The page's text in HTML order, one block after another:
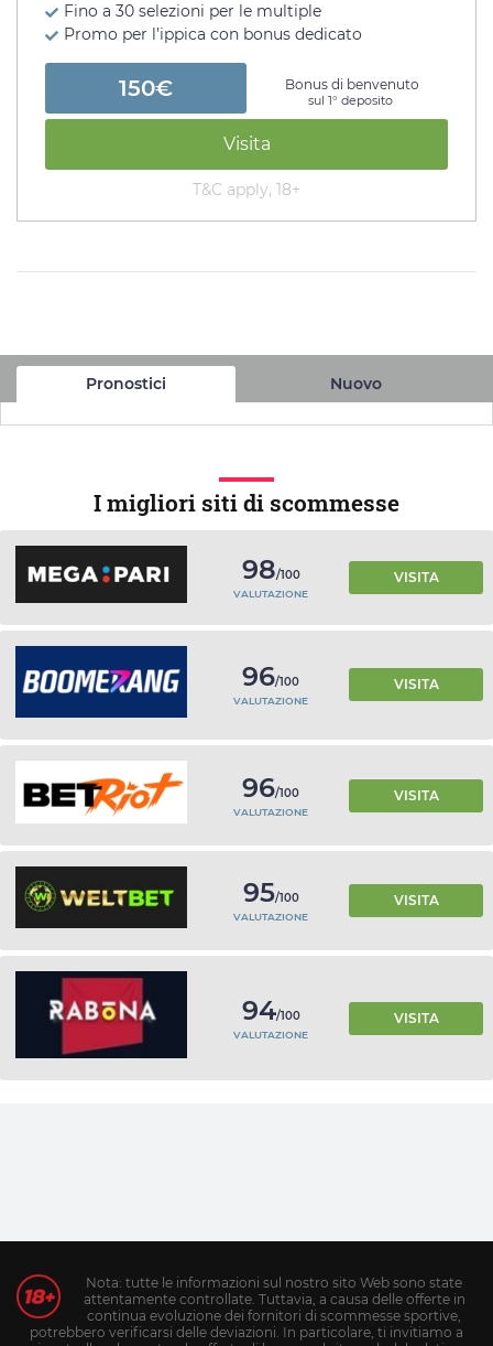
Fino a 30 selezioni per le multiple
Promo per l’ippica con bonus dedicato
150€ Bonus di benvenuto
sul 1° deposito
Visita
T&C apply, 18+
Pronostici Nuovo
I migliori siti di scommesse
98/100
VALUTAZIONE
VISITA
96/100
VALUTAZIONE
VISITA
96/100
VALUTAZIONE
VISITA
95/100
VALUTAZIONE
VISITA
94/100
VALUTAZIONE
VISITA
Nota: tutte le informazioni sul nostro sito Web sono state
attentamente controllate. Tuttavia, a causa delle offerte in
continua evoluzione dei fornitori di scommesse sportive,
potrebbero verificarsi delle deviazioni. In particolare, ti invitiamo a